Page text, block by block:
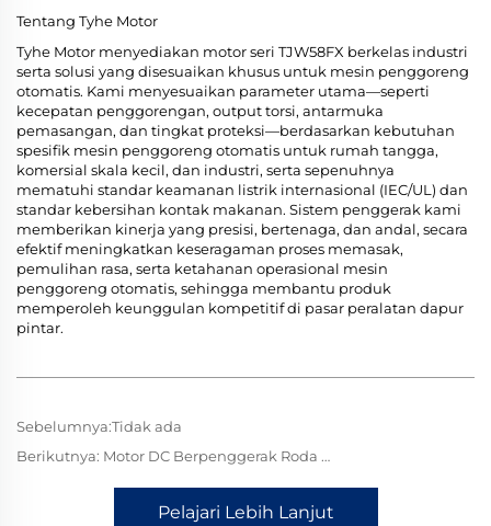
Tentang Tyhe Motor
Tyhe Motor menyediakan motor seri TJW58FX berkelas industri
serta solusi yang disesuaikan khusus untuk mesin penggoreng
otomatis. Kami menyesuaikan parameter utama—seperti
kecepatan penggorengan, output torsi, antarmuka
pemasangan, dan tingkat proteksi—berdasarkan kebutuhan
spesifik mesin penggoreng otomatis untuk rumah tangga,
komersial skala kecil, dan industri, serta sepenuhnya
mematuhi standar keamanan listrik internasional (IEC/UL) dan
standar kebersihan kontak makanan. Sistem penggerak kami
memberikan kinerja yang presisi, bertenaga, dan andal, secara
efektif meningkatkan keseragaman proses memasak,
pemulihan rasa, serta ketahanan operasional mesin
penggoreng otomatis, sehingga membantu produk
memperoleh keunggulan kompetitif di pasar peralatan dapur
pintar.
Sebelumnya:Tidak ada
Berikutnya: Motor DC Berpenggerak Roda Gigi (TJZ42FG) untuk Panggangan Listrik: Rotasi Stabil, Menyempurnakan Kenikmatan Panggangan Seragam
Pelajari Lebih Lanjut